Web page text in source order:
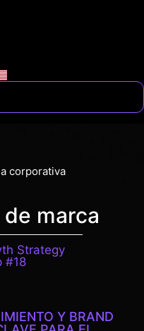
corporativa
marca
Strategy
#18
Y BRAND